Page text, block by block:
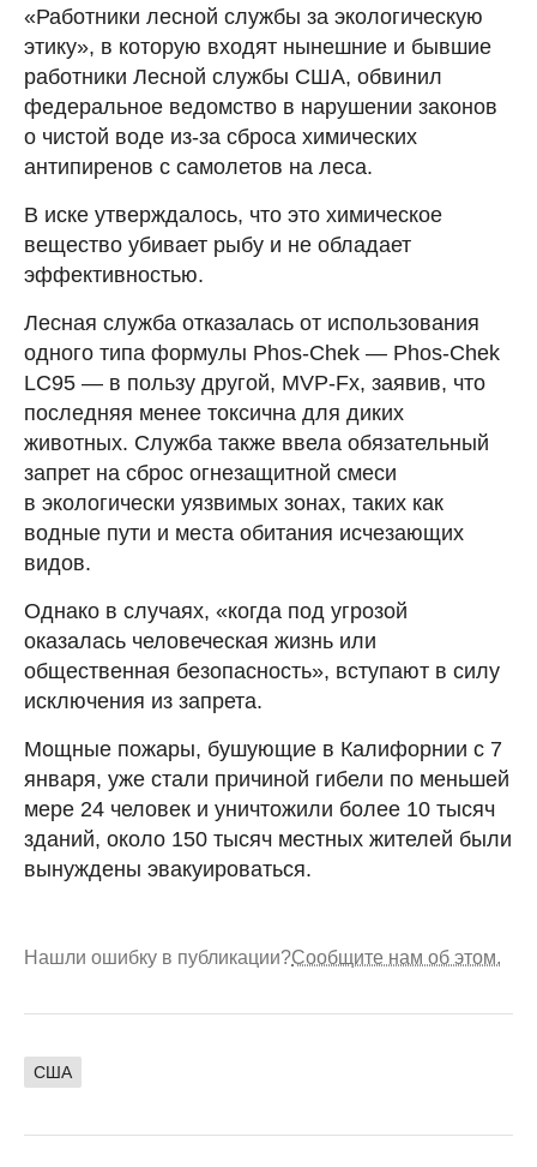
«Работники лесной службы за экологическую
этику», в которую входят нынешние и бывшие
работники Лесной службы США, обвинил
федеральное ведомство в нарушении законов
о чистой воде из-за сброса химических
антипиренов с самолетов на леса.
В иске утверждалось, что это химическое
вещество убивает рыбу и не обладает
эффективностью.
Лесная служба отказалась от использования
одного типа формулы Phos-Chek — Phos-Chek
LC95 — в пользу другой, MVP-Fx, заявив, что
последняя менее токсична для диких
животных. Служба также ввела обязательный
запрет на сброс огнезащитной смеси
в экологически уязвимых зонах, таких как
водные пути и места обитания исчезающих
видов.
Однако в случаях, «когда под угрозой
оказалась человеческая жизнь или
общественная безопасность», вступают в силу
исключения из запрета.
Мощные пожары, бушующие в Калифорнии с 7
января, уже стали причиной гибели по меньшей
мере 24 человек и уничтожили более 10 тысяч
зданий, около 150 тысяч местных жителей были
вынуждены эвакуироваться.
Нашли ошибку в публикации?Сообщите нам об этом.
США